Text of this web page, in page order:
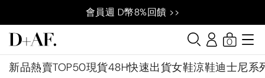
會員週 D幣8%回饋 >>
新品熱賣TOP50現貨48H快速出貨女鞋涼鞋迪士尼系
0